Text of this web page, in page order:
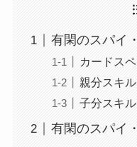
有閑のスパイ
カードス
親分スキル
子分スキル
有閑のスパイ